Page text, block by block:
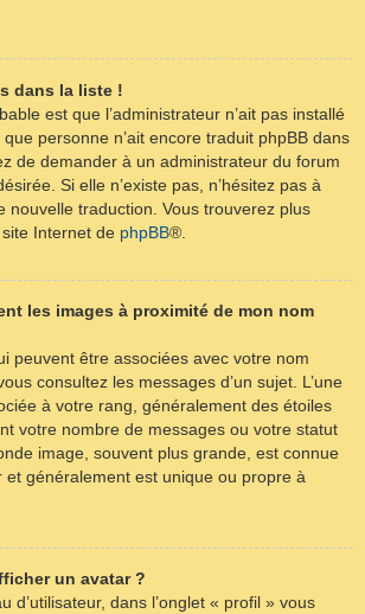
dans la liste !
est que l’administrateur n’ait pas installé
personne n’ait encore traduit phpBB dans
de demander à un administrateur du forum
Si elle n’existe pas, n’hésitez pas à
nouvelle traduction. Vous trouverez plus
Internet de phpBB®.
les images à proximité de mon nom
peuvent être associées avec votre nom
consultez les messages d’un sujet. L’une
à votre rang, généralement des étoiles
votre nombre de messages ou votre statut
image, souvent plus grande, est connue
et généralement est unique ou propre à
un avatar ?
d’utilisateur, dans l’onglet « profil » vous